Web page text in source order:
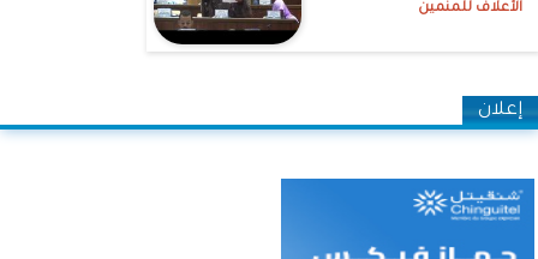
الأعلاف للمنمين
إعلان